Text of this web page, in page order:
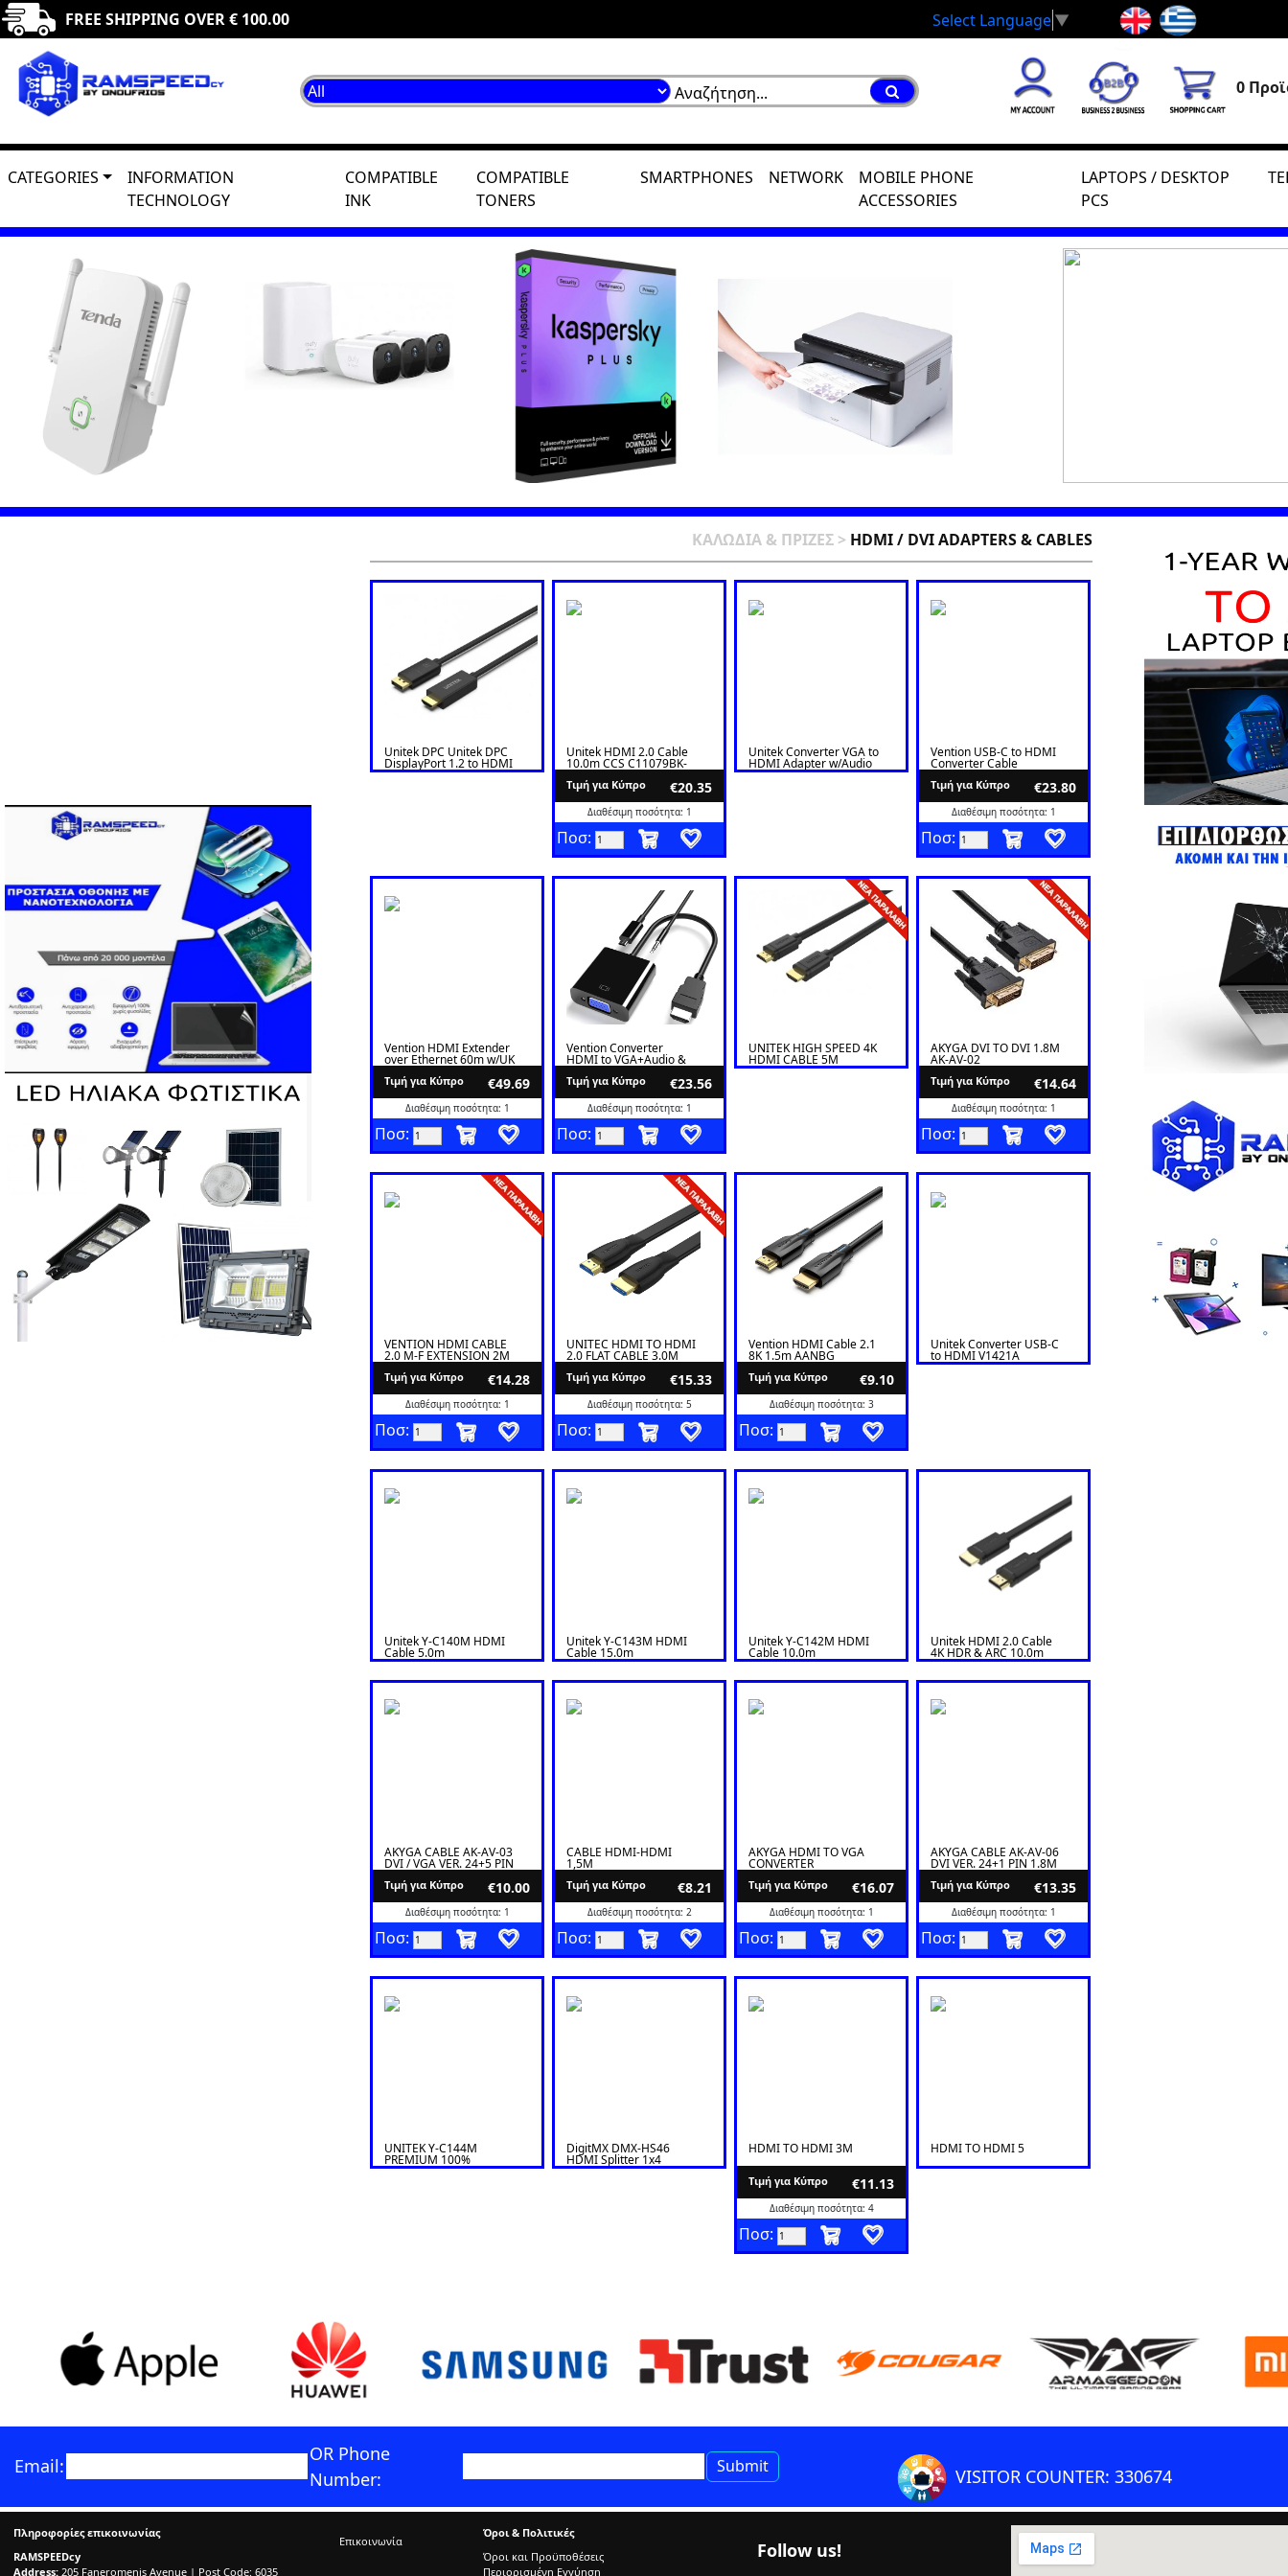
FREE SHIPPING OVER € 100.00 Select Language▼
0
CATEGORIES
INFORMATION
TECHNOLOGY
COMPATIBLE
INK
COMPATIBLE
TONERS
SMARTPHONES NETWORK
MOBILE PHONE
ACCESSORIES
LAPTOPS / DESKTOP
PCS
ΚΑΛΩΔΙΑ & ΠΡΙΖΕΣ > HDMI / DVI ADAPTERS & CABLES
Unitek DPC Unitek DPC
DisplayPort 1.2 to HDMI
4K 60Hz 1.8m V1608A
Unitek HDMI 2.0 Cable
10.0m CCS C11079BK-
10M
Tιμή για Κύπρο €20.35
Διαθέσιμη ποσότητα: 1
Ποσ:
Unitek Converter VGA to
HDMI Adapter w/Audio
& Power Port
Vention USB-C to HDMI
Converter Cable
4K30Hz 2.0m CGUBH
Tιμή για Κύπρο €23.80
Διαθέσιμη ποσότητα: 1
Ποσ:
Vention HDMI Extender
over Ethernet 60m w/UK
PSU AKGH0-UK
Tιμή για Κύπρο €49.69
Διαθέσιμη ποσότητα: 1
Ποσ:
Vention Converter
HDMI to VGA+Audio &
USB Power ACRBB
Tιμή για Κύπρο €23.56
Διαθέσιμη ποσότητα: 1
Ποσ:
UNITEK HIGH SPEED 4K
HDMI CABLE 5M
AKYGA DVI TO DVI 1.8M
AK-AV-02
Tιμή για Κύπρο €14.64
Διαθέσιμη ποσότητα: 1
Ποσ:
VENTION HDMI CABLE
2.0 M-F EXTENSION 2M
Tιμή για Κύπρο €14.28
Διαθέσιμη ποσότητα: 1
Ποσ:
UNITEC HDMI TO HDMI
2.0 FLAT CABLE 3.0M
Tιμή για Κύπρο €15.33
Διαθέσιμη ποσότητα: 5
Ποσ:
Vention HDMI Cable 2.1
8K 1.5m AANBG
Tιμή για Κύπρο €9.10
Διαθέσιμη ποσότητα: 3
Ποσ:
Unitek Converter USB-C
to HDMI V1421A
Unitek Y-C140M HDMI
Cable 5.0m
Unitek Y-C143M HDMI
Cable 15.0m
Unitek Y-C142M HDMI
Cable 10.0m
Unitek HDMI 2.0 Cable
4K HDR & ARC 10.0m
Black
AKYGA CABLE AK-AV-03
DVI / VGA VER. 24+5 PIN
1.8M
Tιμή για Κύπρο €10.00
Διαθέσιμη ποσότητα: 1
Ποσ:
CABLE HDMI-HDMI
1,5M
Tιμή για Κύπρο €8.21
Διαθέσιμη ποσότητα: 2
Ποσ:
AKYGA HDMI TO VGA
CONVERTER
Tιμή για Κύπρο €16.07
Διαθέσιμη ποσότητα: 1
Ποσ:
AKYGA CABLE AK-AV-06
DVI VER. 24+1 PIN 1.8M
Tιμή για Κύπρο €13.35
Διαθέσιμη ποσότητα: 1
Ποσ:
UNITEK Y-C144M
PREMIUM 100%
COPPER HDMI CABLE
DigitMX DMX-HS46
HDMI Splitter 1x4
4K*2K
HDMI TO HDMI 3M
Tιμή για Κύπρο €11.13
Διαθέσιμη ποσότητα: 4
Ποσ:
HDMI TO HDMI 5
Email:
OR Phone
Number:
VISITOR COUNTER: 330674
Πληροφορίες επικοινωνίας
RAMSPEEDcy
Address: 205 Faneromenis Avenue | Post Code: 6035
Επικοινωνία
Όροι & Πολιτικές
Όροι και Προϋποθέσεις
Περιορισμένη Εγγύηση
Follow us!